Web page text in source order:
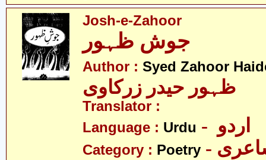
Josh-e-Zahoor
جوش ظہور
Author : Syed Zahoor
ظہور حیدر زرکاوی
Translator :
Language : Urdu
Category : Poetry